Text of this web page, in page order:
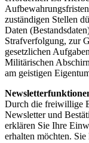
zuständigen Stellen
Daten
Strafverfolgung, zur
gesetzlichen
Militärischen
am geistigen
Durch die freiwillige
Newsletter und
erklären Sie Ihre
erhalten möchten.